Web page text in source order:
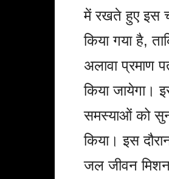
में रखते हुए इस
किया गया है,
अलावा प्रमाण
किया जायेगा।
समस्याओं को
किया। इस
जल जीवन